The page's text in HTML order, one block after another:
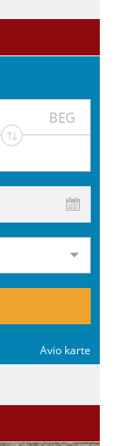
BEG
Avio karte